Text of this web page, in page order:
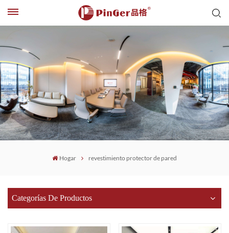
Hogar revestimiento protector de pared
Categorías De Productos